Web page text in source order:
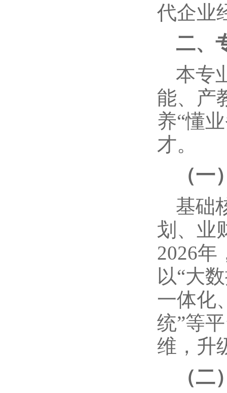
代企业
二、
本专
能、产
养“懂
才。
（
基础
划、业
2026年
以“大
一体化
统”等
维，升
（